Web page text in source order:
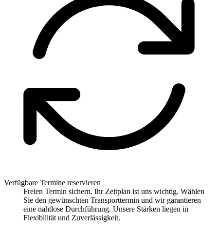
Verfügbare Termine reservieren
Freien Termin sichern. Ihr Zeitplan ist uns wichtig. Wählen
Sie den gewünschten Transporttermin und wir garantieren
eine nahtlose Durchführung. Unsere Stärken liegen in
Flexibilität und Zuverlässigkeit.